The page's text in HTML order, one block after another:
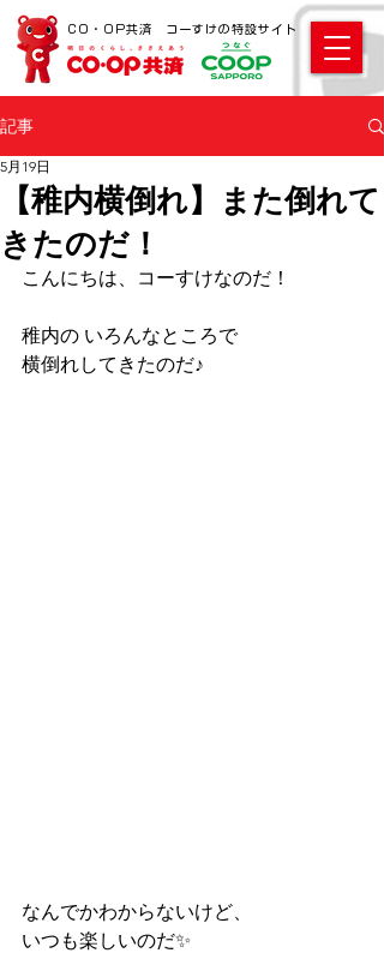
CO・OP共済 コーすけの特設サイト
記事
【稚内横倒れ】また倒れて
きたのだ！
5月19日
こんにちは、コーすけなのだ！
稚内の いろんなところで
横倒れしてきたのだ♪
なんでかわからないけど、
いつも楽しいのだ✨